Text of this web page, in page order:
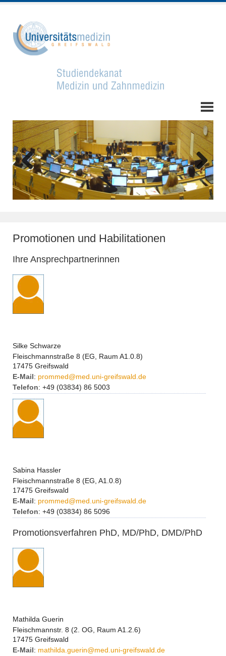
Zurück Weiter
Promotionen und Habilitationen
Ihre Ansprechpartnerinnen
Silke Schwarze
Fleischmannstraße 8 (EG, Raum A1.0.8)
17475 Greifswald
E-Mail: prommed@med.uni-greifswald.de
Telefon: +49 (03834) 86 5003
Sabina Hassler
Fleischmannstraße 8 (EG, A1.0.8)
17475 Greifswald
E-Mail: prommed@med.uni-greifswald.de
Telefon: +49 (03834) 86 5096
Promotionsverfahren PhD, MD/PhD, DMD/PhD
Mathilda Guerin
Fleischmannstr. 8 (2. OG, Raum A1.2.6)
17475 Greifswald
E-Mail: mathilda.guerin@med.uni-greifswald.de